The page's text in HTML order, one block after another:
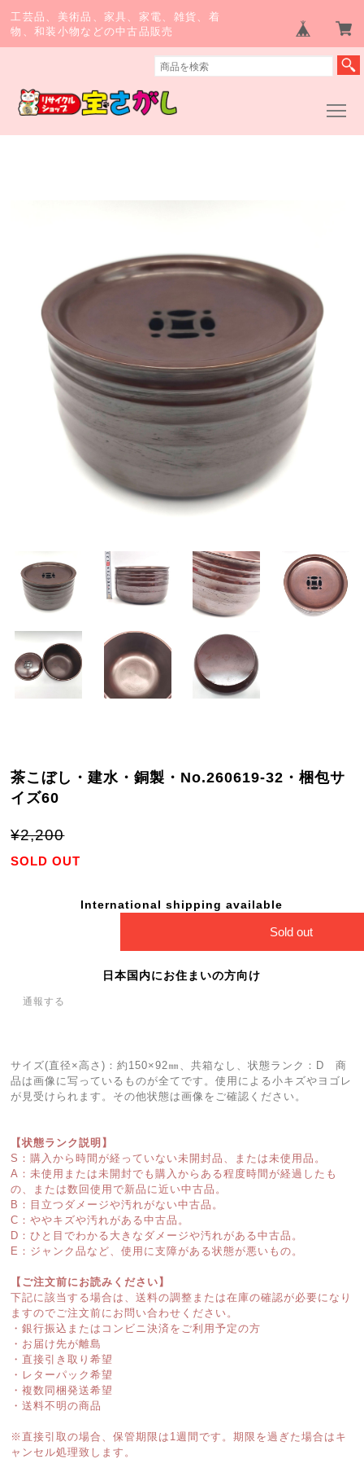
工芸品、美術品、家具、家電、雑貨、着
物、和装小物などの中古品販売
茶こぼし・建水・銅製・No.260619-32・梱包サ
イズ60
¥2,200
SOLD OUT
International shipping available
Sold out
日本国内にお住まいの方向け
通報する
サイズ(直径×高さ)：約150×92㎜、共箱なし、状態ランク：D 商
品は画像に写っているものが全てです。使用による小キズやヨゴレ
が見受けられます。その他状態は画像をご確認ください。
【状態ランク説明】
S：購入から時間が経っていない未開封品、または未使用品。
A：未使用または未開封でも購入からある程度時間が経過したも
の、または数回使用で新品に近い中古品。
B：目立つダメージや汚れがない中古品。
C：ややキズや汚れがある中古品。
D：ひと目でわかる大きなダメージや汚れがある中古品。
E：ジャンク品など、使用に支障がある状態が悪いもの。
【ご注文前にお読みください】
下記に該当する場合は、送料の調整または在庫の確認が必要になり
ますのでご注文前にお問い合わせください。
・銀行振込またはコンビニ決済をご利用予定の方
・お届け先が離島
・直接引き取り希望
・レターパック希望
・複数同梱発送希望
・送料不明の商品
※直接引取の場合、保管期限は1週間です。期限を過ぎた場合はキ
ャンセル処理致します。